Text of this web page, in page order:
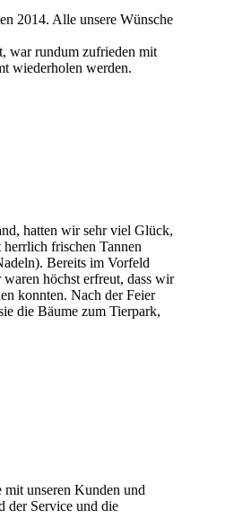
2014. Alle unsere Wünsche
war rundum zufrieden mit
wiederholen werden.
hatten wir sehr viel Glück,
frischen Tannen
Bereits im Vorfeld
höchst erfreut, dass wir
konnten. Nach der Feier
die Bäume zum Tierpark,
mit unseren Kunden und
der Service und die